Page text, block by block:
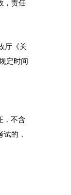
，责任
厅《关
定时间
，不含
的，